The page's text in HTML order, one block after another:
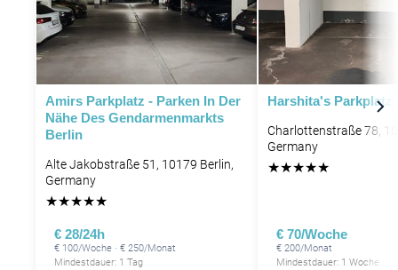
Amirs Parkplatz - Parken In Der
Nähe Des Gendarmenmarkts
Berlin
Alte Jakobstraße 51, 10179 Berlin,
Germany
★★★★★
€ 28/24h
€ 100/Woche · € 250/Monat
Mindestdauer: 1 Tag
Harshita's Parkplatz
Charlottenstraße 78,
Germany
★★★★★
€ 70/Woche
€ 200/Monat
Mindestdauer: 1 Woche